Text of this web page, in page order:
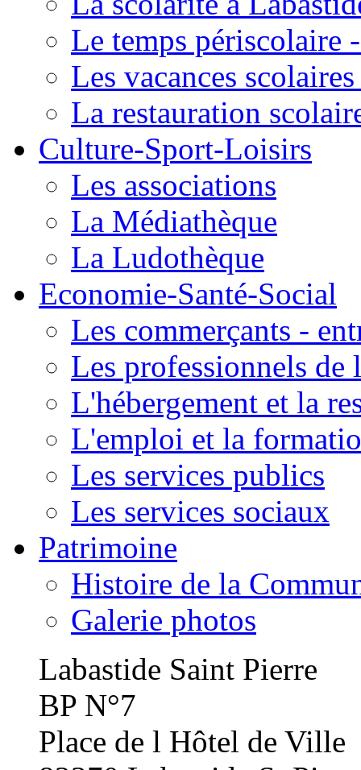
Le temps périscolaire
Les vacances
La restauration
Culture-Sport-Loisirs
Les associations
La Médiathèque
La Ludothèque
Economie-Santé-Social
Les commerçants -
Les professionnels de
L'hébergement et la
L'emploi et la
Les services publics
Les services sociaux
Patrimoine
Histoire de la
Galerie photos
Labastide Saint Pierre
BP N°7
Place de l Hôtel de Ville